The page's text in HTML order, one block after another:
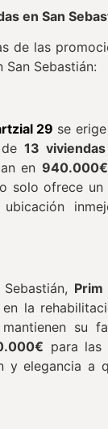
en San
de las
Sebastián:
29 se
13 viviendas
en 940.000€
solo ofrece
Prim
la
su
para las
elegancia a